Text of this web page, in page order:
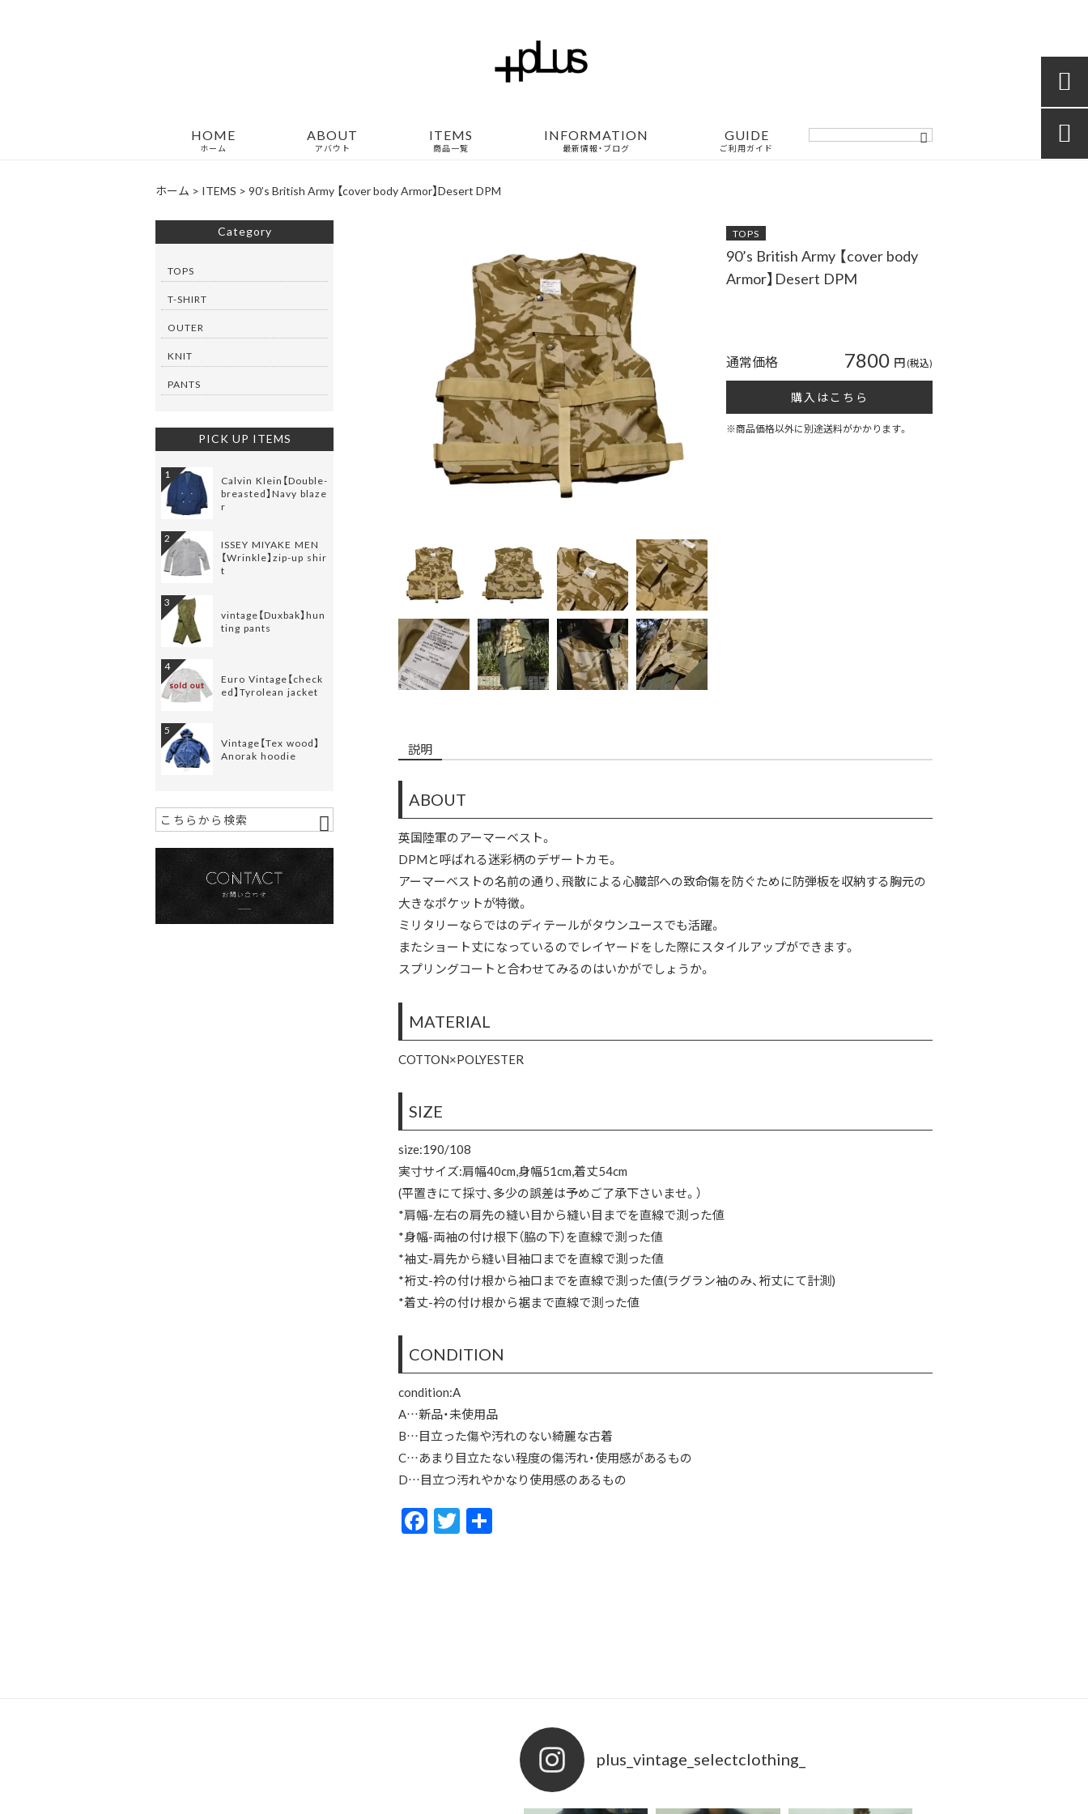
HOME
ホーム
ABOUT
アバウト
ITEMS
商品一覧
INFORMATION
最新情報・ブログ
GUIDE
ご利用ガイド
ホーム > ITEMS > 90’s British Army 【cover body Armor】Desert DPM
TOPS
90’s British Army 【cover body
Armor】Desert DPM
通常価格 7800 円(税込)
購入はこちら
※商品価格以外に別途送料がかかります。
説明
ABOUT
英国陸軍のアーマーベスト。
DPMと呼ばれる迷彩柄のデザートカモ。
アーマーベストの名前の通り、飛散による心臓部への致命傷を防ぐために防弾板を収納する胸元の
大きなポケットが特徴。
ミリタリーならではのディテールがタウンユースでも活躍。
またショート丈になっているのでレイヤードをした際にスタイルアップができます。
スプリングコートと合わせてみるのはいかがでしょうか。
MATERIAL
COTTON×POLYESTER
SIZE
size:190/108
実寸サイズ:肩幅40cm,身幅51cm,着丈54cm
(平置きにて採寸、多少の誤差は予めご了承下さいませ。）
*肩幅-左右の肩先の縫い目から縫い目までを直線で測った値
*身幅-両袖の付け根下（脇の下）を直線で測った値
*袖丈-肩先から縫い目袖口までを直線で測った値
*裄丈-衿の付け根から袖口までを直線で測った値(ラグラン袖のみ、裄丈にて計測)
*着丈-衿の付け根から裾まで直線で測った値
CONDITION
condition:A
A…新品・未使用品
B…目立った傷や汚れのない綺麗な古着
C…あまり目立たない程度の傷汚れ・使用感があるもの
D…目立つ汚れやかなり使用感のあるもの
F
ac
T
w
Category
TOPS
T-SHIRT
OUTER
KNIT
PANTS
PICK UP ITEMS
Calvin Klein【Double-
breasted】Navy blaze
r
1
ISSEY MIYAKE MEN
【Wrinkle】zip-up shir
t
2
vintage【Duxbak】hun
ting pants
3
sold out
Euro Vintage【check
ed】Tyrolean jacket
4
Vintage【Tex wood】
Anorak hoodie
5
plus_vintage_selectclothing_

